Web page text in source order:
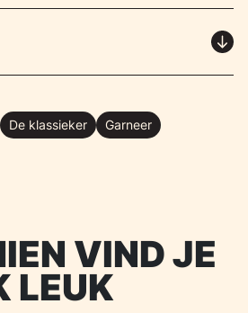
De klassieker
Garneer
VIND JE
LEUK